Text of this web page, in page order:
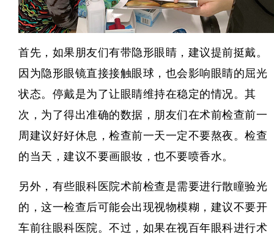
首先，如果朋友们有带隐形眼睛，建议提前挺戴。
因为隐形眼镜直接接触眼球，也会影响眼睛的屈光
状态。停戴是为了让眼睛维持在稳定的情况。其
次，为了得出准确的数据，朋友们在术前检查前一
周建议好好休息，检查前一天一定不要熬夜。检查
的当天，建议不要画眼妆，也不要喷香水。
另外，有些眼科医院术前检查是需要进行散瞳验光
的，这一检查后可能会出现视物模糊，建议不要开
车前往眼科医院。不过，如果在视百年眼科进行术